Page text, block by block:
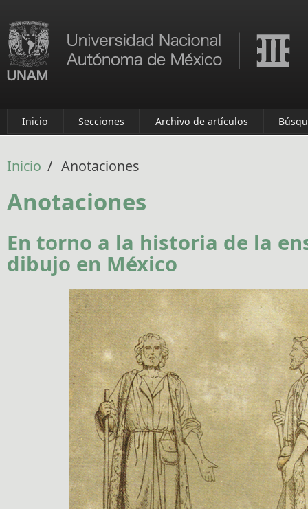
Inicio Secciones Archivo de artículos
Inicio / Anotaciones
Anotaciones
En torno a la historia de la
dibujo en México